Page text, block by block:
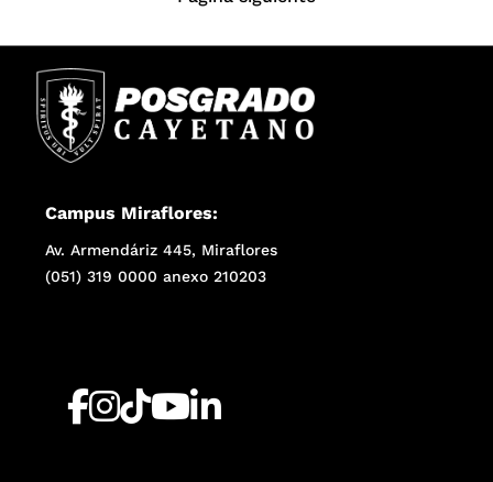
Campus Miraflores:
Av. Armendáriz 445, Miraflores
(051) 319 0000 anexo 210203